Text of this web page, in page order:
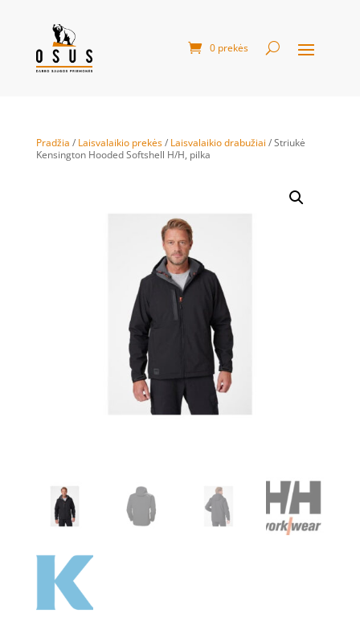
0 prekės
Pradžia / Laisvalaikio prekės/ Laisvalaikio drabužiai / Striukė
Kensington Hooded Softshell H/H, pilka